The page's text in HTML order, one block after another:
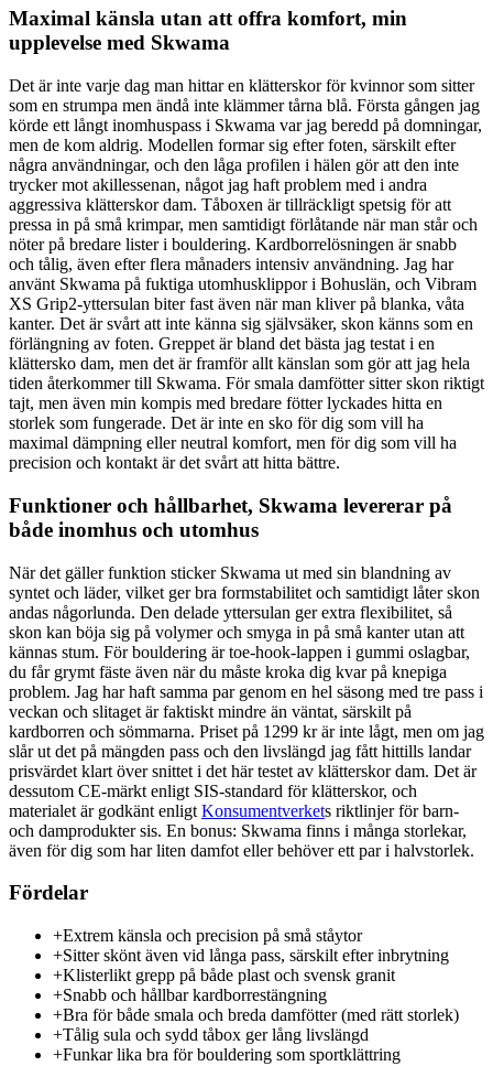
Maximal känsla utan att offra komfort, min
upplevelse med Skwama
Det är inte varje dag man hittar en klätterskor för kvinnor som sitter
som en strumpa men ändå inte klämmer tårna blå. Första gången jag
körde ett långt inomhuspass i Skwama var jag beredd på domningar,
men de kom aldrig. Modellen formar sig efter foten, särskilt efter
några användningar, och den låga profilen i hälen gör att den inte
trycker mot akillessenan, något jag haft problem med i andra
aggressiva klätterskor dam. Tåboxen är tillräckligt spetsig för att
pressa in på små krimpar, men samtidigt förlåtande när man står och
nöter på bredare lister i bouldering. Kardborrelösningen är snabb
och tålig, även efter flera månaders intensiv användning. Jag har
använt Skwama på fuktiga utomhusklippor i Bohuslän, och Vibram
XS Grip2-yttersulan biter fast även när man kliver på blanka, våta
kanter. Det är svårt att inte känna sig självsäker, skon känns som en
förlängning av foten. Greppet är bland det bästa jag testat i en
klättersko dam, men det är framför allt känslan som gör att jag hela
tiden återkommer till Skwama. För smala damfötter sitter skon riktigt
tajt, men även min kompis med bredare fötter lyckades hitta en
storlek som fungerade. Det är inte en sko för dig som vill ha
maximal dämpning eller neutral komfort, men för dig som vill ha
precision och kontakt är det svårt att hitta bättre.
Funktioner och hållbarhet, Skwama levererar på
både inomhus och utomhus
När det gäller funktion sticker Skwama ut med sin blandning av
syntet och läder, vilket ger bra formstabilitet och samtidigt låter skon
andas någorlunda. Den delade yttersulan ger extra flexibilitet, så
skon kan böja sig på volymer och smyga in på små kanter utan att
kännas stum. För bouldering är toe-hook-lappen i gummi oslagbar,
du får grymt fäste även när du måste kroka dig kvar på knepiga
problem. Jag har haft samma par genom en hel säsong med tre pass i
veckan och slitaget är faktiskt mindre än väntat, särskilt på
kardborren och sömmarna. Priset på 1299 kr är inte lågt, men om jag
slår ut det på mängden pass och den livslängd jag fått hittills landar
prisvärdet klart över snittet i det här testet av klätterskor dam. Det är
dessutom CE-märkt enligt SIS-standard för klätterskor, och
materialet är godkänt enligt Konsumentverkets riktlinjer för barn-
och damprodukter sis. En bonus: Skwama finns i många storlekar,
även för dig som har liten damfot eller behöver ett par i halvstorlek.
Fördelar
+Extrem känsla och precision på små ståytor
+Sitter skönt även vid långa pass, särskilt efter inbrytning
+Klisterlikt grepp på både plast och svensk granit
+Snabb och hållbar kardborrestängning
+Bra för både smala och breda damfötter (med rätt storlek)
+Tålig sula och sydd tåbox ger lång livslängd
+Funkar lika bra för bouldering som sportklättring